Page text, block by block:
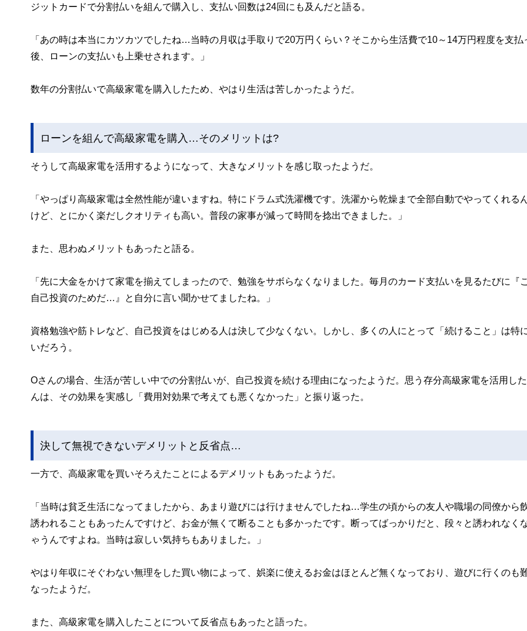
ジットカードで分割払いを組んで購入し、支払い回数は24回にも及んだと語る。
「あの時は本当にカツカツでしたね…当時の月収は手取りで20万円くらい？そこから生活費で10～14万円程度を支払
後、ローンの支払いも上乗せされます。」
数年の分割払いで高級家電を購入したため、やはり生活は苦しかったようだ。
ローンを組んで高級家電を購入…そのメリットは?
そうして高級家電を活用するようになって、大きなメリットを感じ取ったようだ。
「やっぱり高級家電は全然性能が違いますね。特にドラム式洗濯機です。洗濯から乾燥まで全部自動でやってくれる
けど、とにかく楽だしクオリティも高い。普段の家事が減って時間を捻出できました。」
また、思わぬメリットもあったと語る。
「先に大金をかけて家電を揃えてしまったので、勉強をサボらなくなりました。毎月のカード支払いを見るたびに『
自己投資のためだ…』と自分に言い聞かせてましたね。」
資格勉強や筋トレなど、自己投資をはじめる人は決して少なくない。しかし、多くの人にとって「続けること」は特
いだろう。
Oさんの場合、生活が苦しい中での分割払いが、自己投資を続ける理由になったようだ。思う存分高級家電を活用した
んは、その効果を実感し「費用対効果で考えても悪くなかった」と振り返った。
決して無視できないデメリットと反省点…
一方で、高級家電を買いそろえたことによるデメリットもあったようだ。
「当時は貧乏生活になってましたから、あまり遊びには行けませんでしたね…学生の頃からの友人や職場の同僚から
誘われることもあったんですけど、お金が無くて断ることも多かったです。断ってばっかりだと、段々と誘われなく
ゃうんですよね。当時は寂しい気持ちもありました。」
やはり年収にそぐわない無理をした買い物によって、娯楽に使えるお金はほとんど無くなっており、遊びに行くのも
なったようだ。
また、高級家電を購入したことについて反省点もあったと語った。